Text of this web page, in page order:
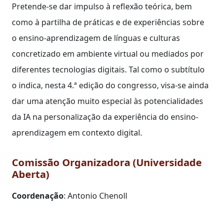
Pretende-se dar impulso à reflexão teórica, bem
como à partilha de práticas e de experiências sobre
o ensino-aprendizagem de línguas e culturas
concretizado em ambiente virtual ou mediados por
diferentes tecnologias digitais. Tal como o subtítulo
o indica, nesta 4.ª edição do congresso, visa-se ainda
dar uma atenção muito especial às potencialidades
da IA na personalização da experiência do ensino-
aprendizagem em contexto digital.
Comissão Organizadora (Universidade
Aberta)
Coordenação: Antonio Chenoll